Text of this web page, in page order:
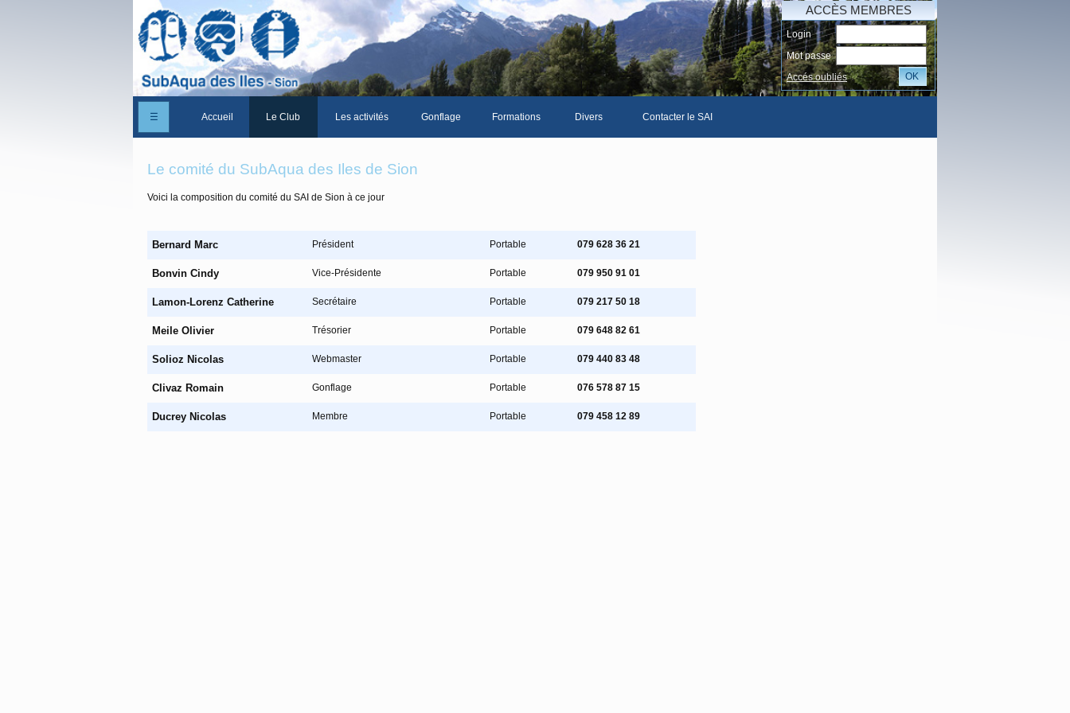
ACCÈS MEMBRES
Login
Mot passe
Accés oubliés
OK
☰ Accueil Le Club
Les membres du club
La Cabane des Iles
Le domaine des Iles
Adhérer/Devenir membre
Les activités Gonflage Formations Divers
Documents divers
Piscine Sion
Contacter le SAI
Le comité du SubAqua des Iles de Sion
Voici la composition du comité du SAI de Sion à ce jour
Bernard Marc Président Portable 079 628 36 21
Bonvin Cindy Vice-Présidente Portable 079 950 91 01
Lamon-Lorenz Catherine Secrétaire Portable 079 217 50 18
Meile Olivier Trésorier Portable 079 648 82 61
Solioz Nicolas Webmaster Portable 079 440 83 48
Clivaz Romain Gonflage Portable 076 578 87 15
Ducrey Nicolas Membre Portable 079 458 12 89